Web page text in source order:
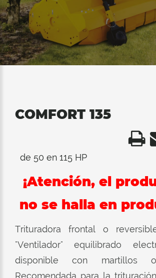
COMFORT 135
de 50 en 115 HP
¡Atención, el
no se halla en
Trituradora frontal o
"Ventilador" equilibrado
disponible con martillos
Recomendada para la